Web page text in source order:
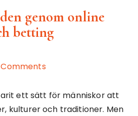
genom online
betting
Comments
ett sätt för människor att
kulturer och traditioner. Men